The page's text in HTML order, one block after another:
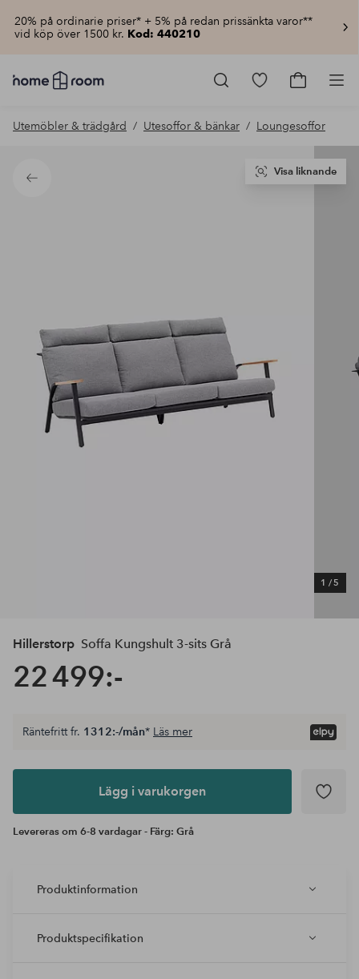
20% på ordinarie priser* + 5% på redan prissänkta varor**
vid köp över 1500 kr. Kod: 440210
Homeroom
–
hemmet
pris
Gå
produkter
Gå
Utemöbler & trädgård Utesoffor & bänkar Loungesoffor
Tillbaka
1 /5
Visa liknande
Hillerstorp Soffa Kungshult 3-sits Grå
22 499:-
Lägg i
Räntefritt fr. 1312:-/mån* Läs mer
Lägg i varukorgen
Levereras om 6-8 vardagar - Färg: Grå
Produktinformation
Produktspecifikation